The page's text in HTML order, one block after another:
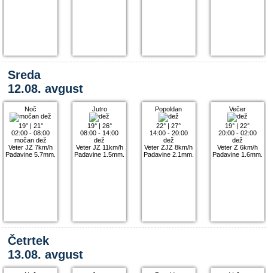
Sreda
12.08. avgust
Noč
19°| 21°
02:00 - 08:00
močan dež
Veter JZ 7km/h
Padavine 5.7mm.
Jutro
19°| 26°
08:00 - 14:00
dež
Veter JZ 11km/h
Padavine 1.5mm.
Popoldan
22° |27°
14:00 - 20:00
dež
Veter ZJZ 8km/h
Padavine 2.1mm.
Večer
19° |22°
20:00 - 02:00
dež
Veter Z 6km/h
Padavine 1.6mm.
Četrtek
13.08. avgust